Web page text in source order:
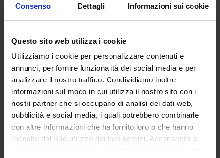
Consenso Dettagli Informazioni sui cookie
Questo sito web utilizza i cookie
Utilizziamo i cookie per personalizzare contenuti e
annunci, per fornire funzionalità dei social media e per
analizzare il nostro traffico. Condividiamo inoltre
informazioni sul modo in cui utilizza il nostro sito con i
nostri partner che si occupano di analisi dei dati web,
pubblicità e social media, i quali potrebbero combinarle
con altre informazioni che ha fornito loro o che hanno
raccolto dal Suo utilizzo dei loro servizi. Acconsenta ai
Tutte le offerte.
- Includere i partner di servizi
Scopri di più